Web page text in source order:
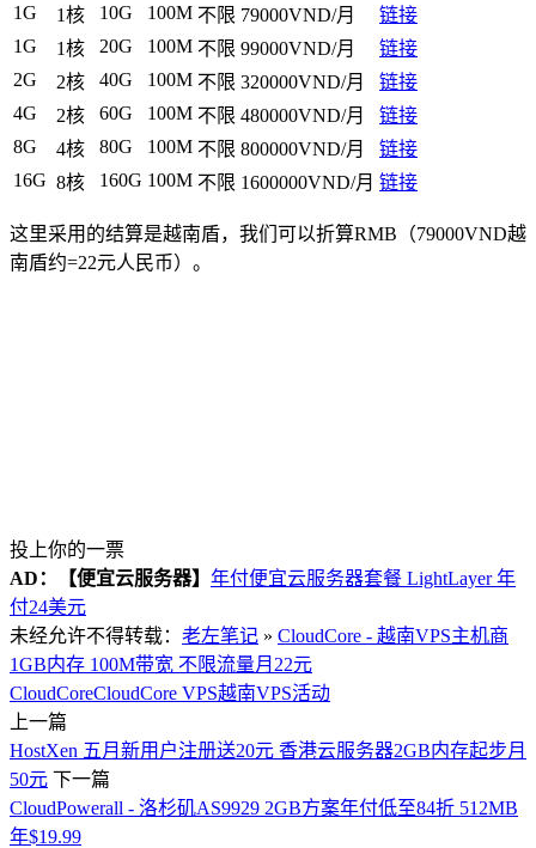
1G
1核 10G 100M 不限 79000VND/月
链接
1G
1核 20G 100M 不限 99000VND/月
链接
2G
2核 40G 100M 不限 320000VND/月
链接
4G
2核 60G 100M 不限 480000VND/月
链接
8G
4核 80G 100M 不限 800000VND/月
链接
16G 8核 160G 100M 不限 1600000VND/月 链接
这里采用的结算是越南盾，我们可以折算RMB（79000VND越
南盾约=22元人民币）。
投上你的一票
AD：
【便宜云服务器】 年付便宜云服务器套餐 LightLayer 年
付24美元
未经允许不得转载： 老左笔记 » CloudCore - 越南VPS主机商
1GB内存 100M带宽 不限流量月22元
CloudCoreCloudCore VPS越南VPS活动
上一篇
HostXen 五月新用户注册送20元 香港云服务器2GB内存起步月
50元 下一篇
CloudPowerall - 洛杉矶AS9929 2GB方案年付低至84折 512MB
年$19.99